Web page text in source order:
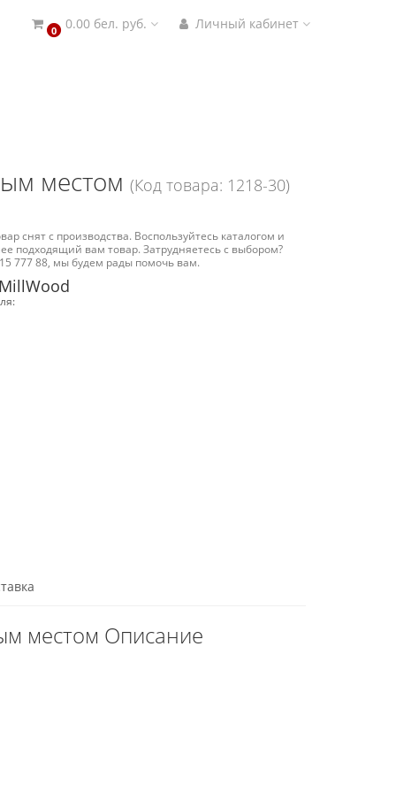
0 0.00 бел. руб. Личный кабинет
местом (Код товара: 1218-30)
снят с производства. Воспользуйтесь каталогом и
подходящий вам товар. Затрудняетесь с выбором?
777 88, мы будем рады помочь вам.
местом Описание